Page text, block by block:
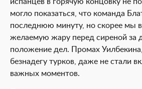
могло показаться, что команда
последнюю минуту, но скорее мы
желаемую жару перед сиреной за
положение дел. Промах
безнадегу турков, даже не стали
важных моментов.